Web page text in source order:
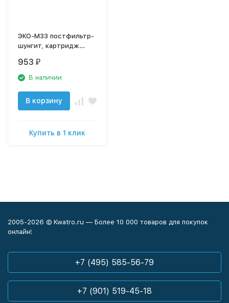
ЭКО-М33 постфильтр-
шунгит, картридж
953 ₽
В наличии
В корзину
Купить в 1 клик
2005-2026 © Kwatro.ru — Более 10 000 товаров для покупок
онлайн!
+7 (495) 585-56-79
+7 (901) 519-45-18